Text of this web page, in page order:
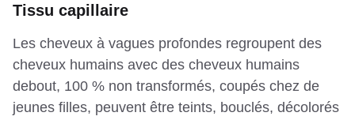
Tissu capillaire
Les cheveux à vagues profondes regroupent des
cheveux humains avec des cheveux humains
debout, 100 % non transformés, coupés chez de
jeunes filles, peuvent être teints, bouclés, décolorés